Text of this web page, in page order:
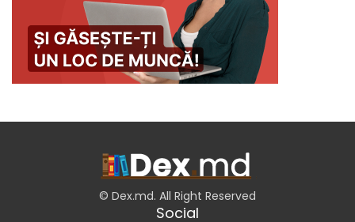
© Dex.md. All Right Reserved
Social